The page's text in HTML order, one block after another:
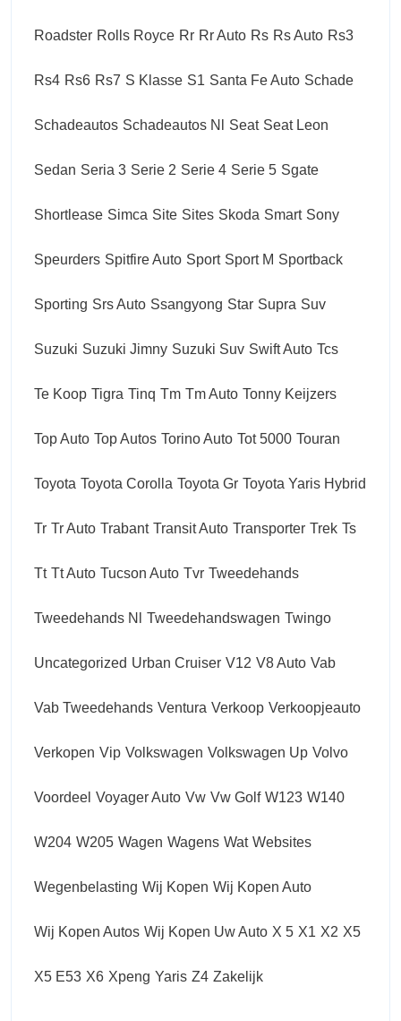
Roadster Rolls Royce Rr Rr Auto Rs Rs Auto Rs3
Rs4 Rs6 Rs7 S Klasse S1 Santa Fe Auto Schade
Schadeautos Schadeautos Nl Seat Seat Leon
Sedan Seria 3 Serie 2 Serie 4 Serie 5 Sgate
Shortlease Simca Site Sites Skoda Smart Sony
Speurders Spitfire Auto Sport Sport M Sportback
Sporting Srs Auto Ssangyong Star Supra Suv
Suzuki Suzuki Jimny Suzuki Suv Swift Auto Tcs
Te Koop Tigra Tinq Tm Tm Auto Tonny Keijzers
Top Auto Top Autos Torino Auto Tot 5000 Touran
Toyota Toyota Corolla Toyota Gr Toyota Yaris Hybrid
Tr Tr Auto Trabant Transit Auto Transporter Trek Ts
Tt Tt Auto Tucson Auto Tvr Tweedehands
Tweedehands Nl Tweedehandswagen Twingo
Uncategorized Urban Cruiser V12 V8 Auto Vab
Vab Tweedehands Ventura Verkoop Verkoopjeauto
Verkopen Vip Volkswagen Volkswagen Up Volvo
Voordeel Voyager Auto Vw Vw Golf W123 W140
W204 W205 Wagen Wagens Wat Websites
Wegenbelasting Wij Kopen Wij Kopen Auto
Wij Kopen Autos Wij Kopen Uw Auto X 5 X1 X2 X5
X5 E53 X6 Xpeng Yaris Z4 Zakelijk